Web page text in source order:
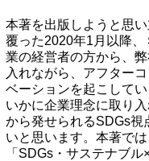
本著を出版しようと思
覆った2020年1月以降
業の経営者の方から、
入れながら、アフター
ベーションを起こして
いかに企業理念に取り
から発せられるSDGs視
いと思います。本著で
「SDGs・サステナブ